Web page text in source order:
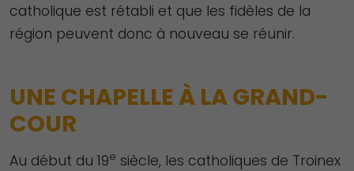
catholique est rétabli et que les fidèles de la
région peuvent donc à nouveau se réunir.
UNE CHAPELLE À LA GRAND-
COUR
Au début du 19e siècle, les catholiques de Troinex